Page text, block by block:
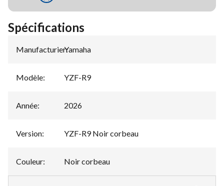
Spécifications
Manufacturier:
Yamaha
Modèle: YZF-R9
Année: 2026
Version: YZF-R9 Noir corbeau
Couleur: Noir corbeau